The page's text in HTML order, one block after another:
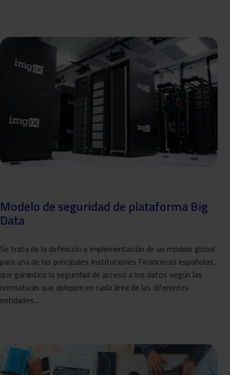
Modelo de seguridad de plataforma Big
Data
Se trata de la definición e implementación de un modelo global
para una de las principales Instituciones Financieras españolas,
que garantice la seguridad de acceso a los datos según las
normativas que apliquen en cada área de las diferentes
entidades…